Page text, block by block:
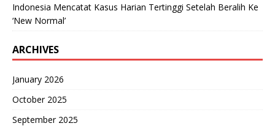
Indonesia Mencatat Kasus Harian Tertinggi Setelah Beralih Ke
‘New Normal’
ARCHIVES
January 2026
October 2025
September 2025